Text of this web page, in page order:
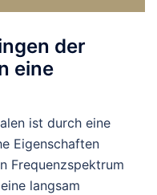
der
eine
ist durch eine
Eigenschaften
Frequenzspektrum
langsam